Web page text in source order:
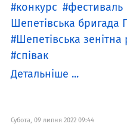
конкурс
фестиваль
Шепетівська бригада
Шепетівська
співак
Детальніше ...
Субота, 09 липня 2022 09:44